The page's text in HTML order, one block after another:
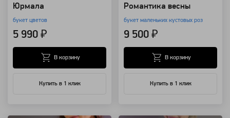
Юрмала
букет цветов
5 990 ₽
Купить в 1 клик
В корзину
Романтика весны
букет маленьких кустовых роз
9 500 ₽
Купить в 1 клик
В корзину